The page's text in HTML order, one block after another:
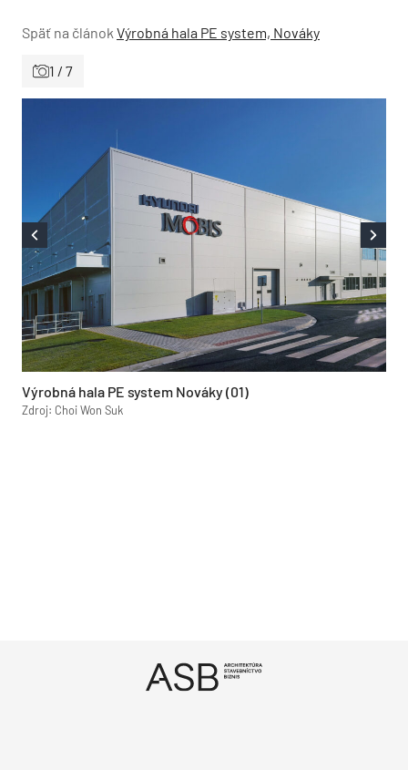
Späť na článok Výrobná hala PE system, Nováky
1 / 7
Výrobná hala PE system Nováky (01)
Zdroj: Choi Won Suk